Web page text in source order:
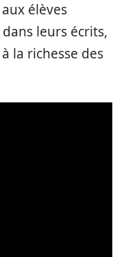
élèves
leurs écrits,
la richesse des